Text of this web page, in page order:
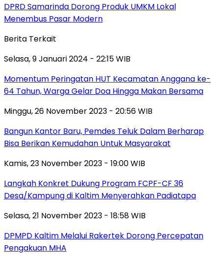
DPRD Samarinda Dorong Produk UMKM Lokal
Menembus Pasar Modern
Berita Terkait
Selasa, 9 Januari 2024 - 22:15 WIB
Momentum Peringatan HUT Kecamatan Anggana ke-
64 Tahun, Warga Gelar Doa Hingga Makan Bersama
Minggu, 26 November 2023 - 20:56 WIB
Bangun Kantor Baru, Pemdes Teluk Dalam Berharap
Bisa Berikan Kemudahan Untuk Masyarakat
Kamis, 23 November 2023 - 19:00 WIB
Langkah Konkret Dukung Program FCPF-CF 36
Desa/Kampung di Kaltim Menyerahkan Padiatapa
Selasa, 21 November 2023 - 18:58 WIB
DPMPD Kaltim Melalui Rakertek Dorong Percepatan
Pengakuan MHA